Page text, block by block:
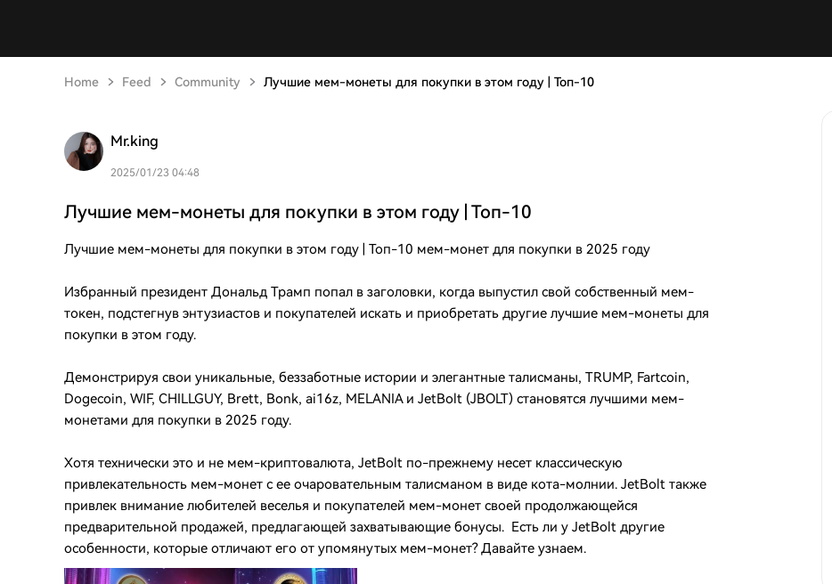
Home Feed Community Лучшие мем-монеты для покупки в этом году | Топ-10
Mr.king
2025/01/23 04:48
Лучшие мем-монеты для покупки в этом году | Топ-10
Лучшие мем-монеты для покупки в этом году | Топ-10 мем-монет для покупки в 2025 году
Избранный президент Дональд Трамп попал в заголовки, когда выпустил свой собственный мем-
токен, подстегнув энтузиастов и покупателей искать и приобретать другие лучшие мем-монеты для
покупки в этом году.
Демонстрируя свои уникальные, беззаботные истории и элегантные талисманы, TRUMP, Fartcoin,
Dogecoin, WIF, CHILLGUY, Brett, Bonk, ai16z, MELANIA и JetBolt (JBOLT) становятся лучшими мем-
монетами для покупки в 2025 году.
Хотя технически это и не мем-криптовалюта, JetBolt по-прежнему несет классическую
привлекательность мем-монет с ее очаровательным талисманом в виде кота-молнии. JetBolt также
привлек внимание любителей веселья и покупателей мем-монет своей продолжающейся
предварительной продажей, предлагающей захватывающие бонусы. Есть ли у JetBolt другие
особенности, которые отличают его от упомянутых мем-монет? Давайте узнаем.